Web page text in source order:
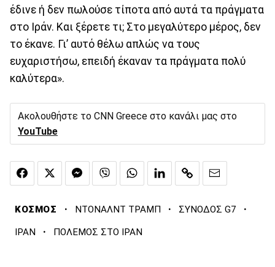
έδινε ή δεν πωλούσε τίποτα από αυτά τα πράγματα
στο Ιράν. Και ξέρετε τι; Στο μεγαλύτερο μέρος, δεν
το έκανε. Γι’ αυτό θέλω απλώς να τους
ευχαριστήσω, επειδή έκαναν τα πράγματα πολύ
καλύτερα».
Ακολουθήστε το CNN Greece στο κανάλι μας στο
YouTube
ΚΟΣΜΟΣ · ΝΤΟΝΑΛΝΤ ΤΡΑΜΠ · ΣΥΝΟΔΟΣ G7 ·
ΙΡΑΝ · ΠΟΛΕΜΟΣ ΣΤΟ ΙΡΑΝ